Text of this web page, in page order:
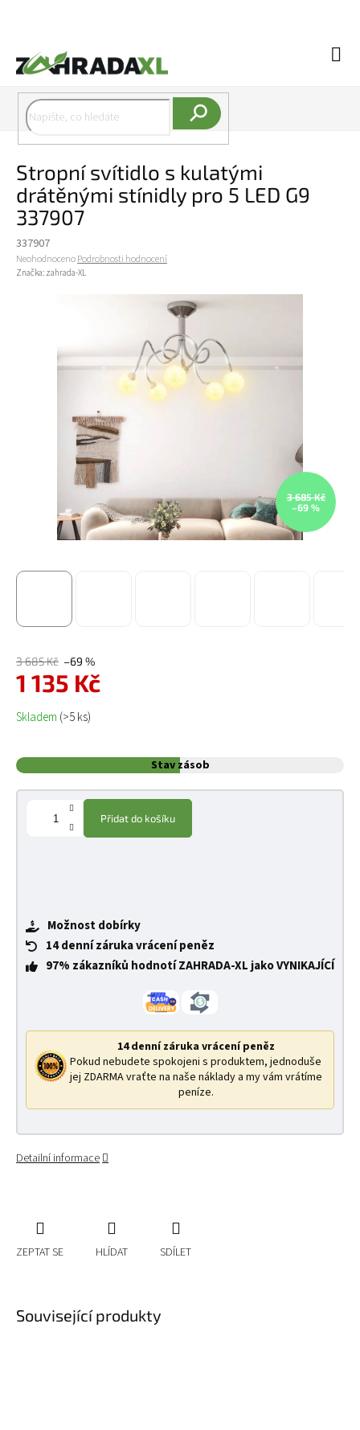
Stropní svítidlo s kulatými
drátěnými stínidly pro 5 LED G9
337907
337907
Průměrné hodnocení produktu je 0,0 z 5 hvězdiček.
NeohodnocenoPodrobnosti hodnocení
Značka: zahrada-XL
3 685 Kč
–69 %
3 685 Kč –69 %
1 135 Kč
Měrná cena:
Skladem (>5 ks)
Stav zásob
Přidat do košíku
Možnost dobírky
14 denní záruka vrácení peněz
97% zákazníků hodnotí ZAHRADA-XL jako VYNIKAJÍCÍ
14 denní záruka vrácení peněz
Pokud nebudete spokojeni s produktem, jednoduše
jej ZDARMA vraťte na naše náklady a my vám vrátíme
peníze.
Detailní informace
ZEPTAT SE HLÍDAT SDÍLET
Související produkty